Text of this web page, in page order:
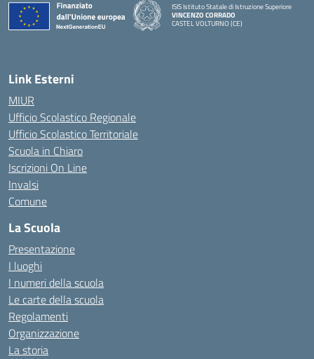
ISIS Istituto Statale di Istruzione Superiore
VINCENZO CORRADO
CASTEL VOLTURNO (CE)
Link Esterni
MIUR
Ufficio Scolastico Regionale
Ufficio Scolastico Territoriale
Scuola in Chiaro
Iscrizioni On Line
Invalsi
Comune
La Scuola
Presentazione
I luoghi
I numeri della scuola
Le carte della scuola
Regolamenti
Organizzazione
La storia